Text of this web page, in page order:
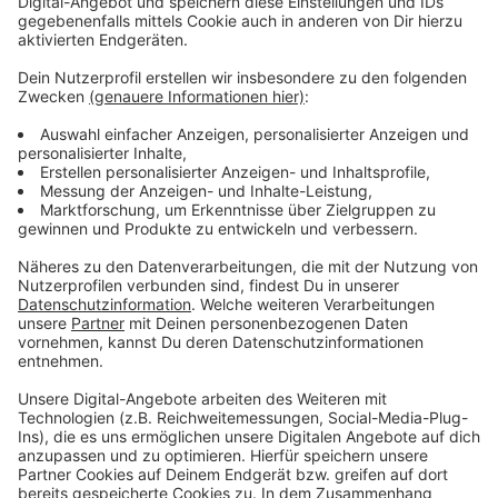
Anpfiff in Leverkusen ist morgen um 20:45 Uhr, wir sind
dann live dabei.
Weitere Infos und Links zum Thema:
Anzeige
So berichtet die Fortuna
Unsere Fortuna-Sonderseite
Fortuna-Spiele zum Nachhören
Die Tabelle der zweiten Liga
Die Tabelle der ersten Liga